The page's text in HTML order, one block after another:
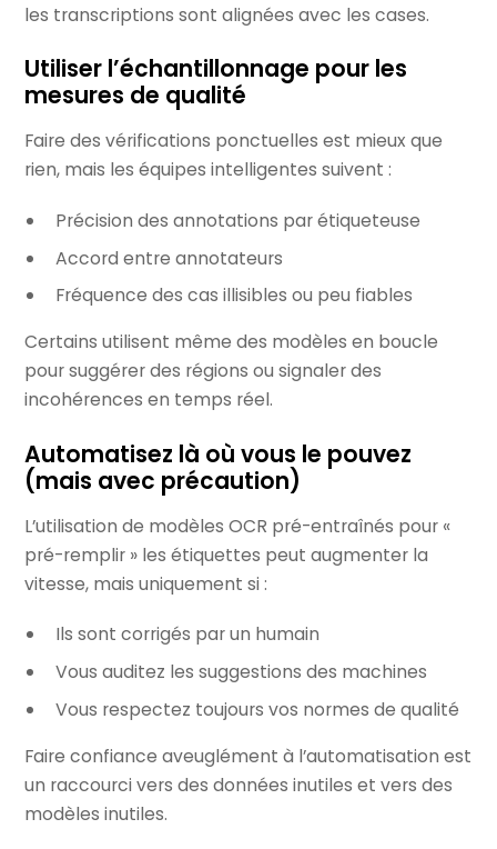
les transcriptions sont alignées avec les cases.
Utiliser l’échantillonnage pour les
mesures de qualité
Faire des vérifications ponctuelles est mieux que
rien, mais les équipes intelligentes suivent :
Précision des annotations par étiqueteuse
Accord entre annotateurs
Fréquence des cas illisibles ou peu fiables
Certains utilisent même des modèles en boucle
pour suggérer des régions ou signaler des
incohérences en temps réel.
Automatisez là où vous le pouvez
(mais avec précaution)
L’utilisation de modèles OCR pré-entraînés pour «
pré-remplir » les étiquettes peut augmenter la
vitesse, mais uniquement si :
Ils sont corrigés par un humain
Vous auditez les suggestions des machines
Vous respectez toujours vos normes de qualité
Faire confiance aveuglément à l’automatisation est
un raccourci vers des données inutiles et vers des
modèles inutiles.